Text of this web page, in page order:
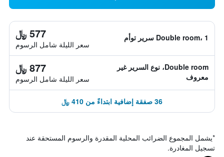
Double room، 1 سرير توأم 577 ﷼
سعر الليلة شامل الرسوم
Double room، نوع السرير غير
معروف
877 ﷼
سعر الليلة شامل الرسوم
36 صفقة إضافية ابتداءً من 410 ﷼
*يشمل المجموع الضرائب المحلية المقدرة والرسوم المستحقة عند
تسجيل المغادرة.